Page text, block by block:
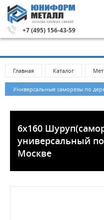
ОСНОВА КРЕПКИХ СВЯЗЕЙ
+7 (495) 156-43-59
Метизы и крепежные
Главная Каталог
Универсальные саморезы по
6х160
универсальный
Москве